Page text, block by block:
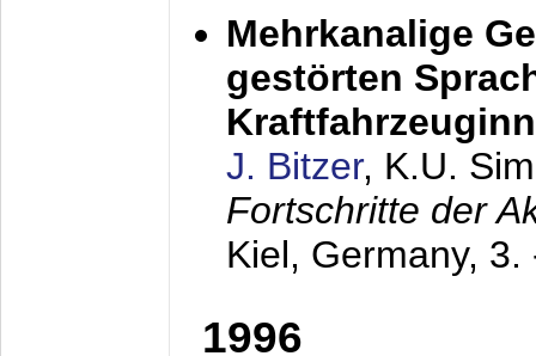
Mehrkanalige
gestörten
J. Bitzer, K.U.
Fortschritte der
Kiel, Germany, 3.
1996